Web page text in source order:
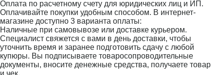
Оплата по расчетному счету для юридических лиц и ИП.
Оплачивайте покупки удобным способом. В интернет-
магазине доступно 3 варианта оплаты:
Наличные при самовывозе или доставке курьером.
Специалист свяжется с вами в день доставки, чтобы
уточнить время и заранее подготовить сдачу с любой
купюры. Вы подписываете товаросопроводительные
документы, вносите денежные средства, получаете товар
и чек.